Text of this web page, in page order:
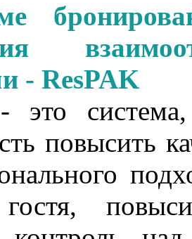
- ResPAK
это система,
повысить